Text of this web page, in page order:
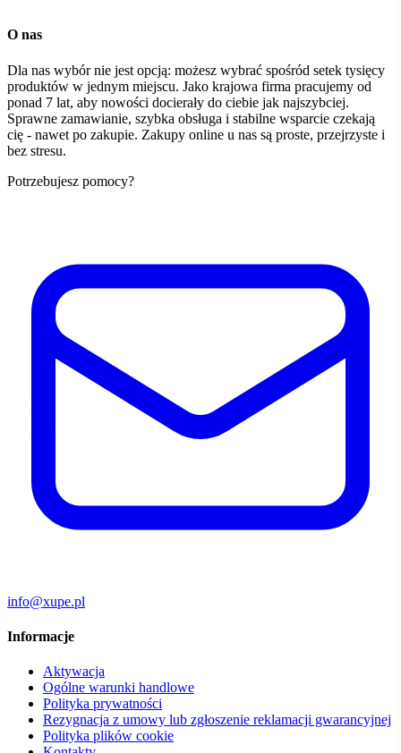
O nas
Dla nas wybór nie jest opcją: możesz wybrać spośród setek tysięcy
produktów w jednym miejscu. Jako krajowa firma pracujemy od
ponad 7 lat, aby nowości docierały do ciebie jak najszybciej.
Sprawne zamawianie, szybka obsługa i stabilne wsparcie czekają
cię - nawet po zakupie. Zakupy online u nas są proste, przejrzyste i
bez stresu.
Potrzebujesz pomocy?
info@xupe.pl
Informacje
Aktywacja
Ogólne warunki handlowe
Polityka prywatności
Rezygnacja z umowy lub zgłoszenie reklamacji gwarancyjnej
Polityka plików cookie